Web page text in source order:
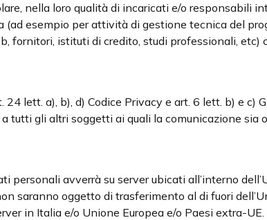
nella loro qualità di incaricati e/o responsabili
(ad esempio per attività di gestione tecnica del
fornitori, istituti di credito, studi professionali,
lett. a), b), d) Codice Privacy e art. 6 lett. b) e
tutti gli altri soggetti ai quali la comunicazione
personali avverrà su server ubicati all’interno
saranno oggetto di trasferimento al di fuori
in Italia e/o Unione Europea e/o Paesi extra-